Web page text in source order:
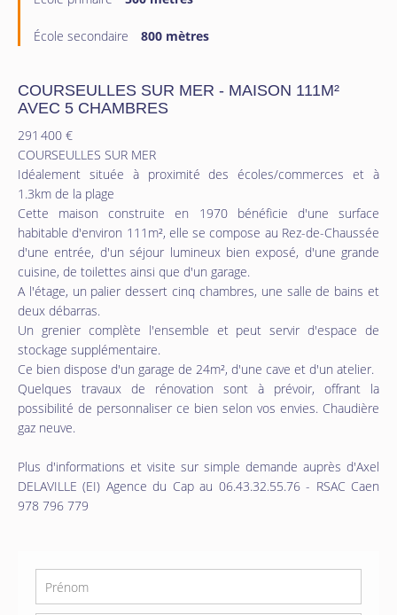
École secondaire 800 mètres
COURSEULLES SUR MER - MAISON 111M²
AVEC 5 CHAMBRES
291 400 €
COURSEULLES SUR MER
Idéalement située à proximité des écoles/commerces et à
1.3km de la plage
Cette maison construite en 1970 bénéficie d'une surface
habitable d'environ 111m², elle se compose au Rez-de-Chaussée
d'une entrée, d'un séjour lumineux bien exposé, d'une grande
cuisine, de toilettes ainsi que d'un garage.
A l'étage, un palier dessert cinq chambres, une salle de bains et
deux débarras.
Un grenier complète l'ensemble et peut servir d'espace de
stockage supplémentaire.
Ce bien dispose d'un garage de 24m², d'une cave et d'un atelier.
Quelques travaux de rénovation sont à prévoir, offrant la
possibilité de personnaliser ce bien selon vos envies. Chaudière
gaz neuve.
Plus d'informations et visite sur simple demande auprès d'Axel
DELAVILLE (EI) Agence du Cap au 06.43.32.55.76 - RSAC Caen
978 796 779